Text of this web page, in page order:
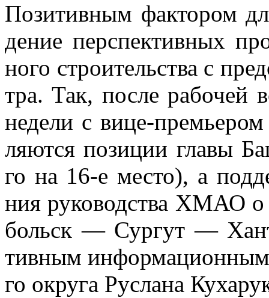
По­зи­тив­ным фак­то­ром
де­ние пер­спек­тив­ных
но­го стро­и­тель­ства с
тра. Так, по­сле ра­бо­чей
неде­ли с вице-
ля­ют­ся по­зи­ции гла­вы
го на 16-е ме­сто), а
ния ру­ко­вод­ства ХМАО
больск — Сур­гут —
тив­ным
го окру­га Рус­ла­на